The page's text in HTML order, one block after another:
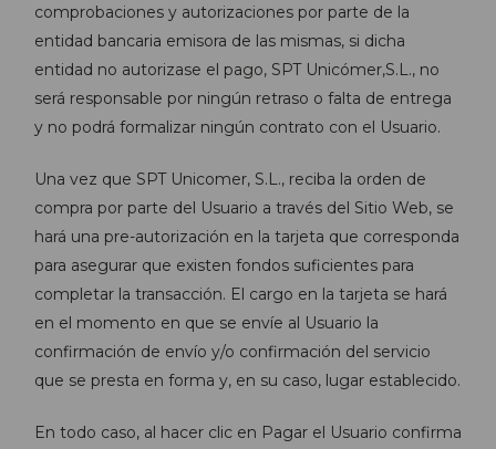
comprobaciones y autorizaciones por parte de la
entidad bancaria emisora de las mismas, si dicha
entidad no autorizase el pago, SPT Unicómer,S.L., no
será responsable por ningún retraso o falta de entrega
y no podrá formalizar ningún contrato con el Usuario.
Una vez que SPT Unicomer, S.L., reciba la orden de
compra por parte del Usuario a través del Sitio Web, se
hará una pre-autorización en la tarjeta que corresponda
para asegurar que existen fondos suficientes para
completar la transacción. El cargo en la tarjeta se hará
en el momento en que se envíe al Usuario la
confirmación de envío y/o confirmación del servicio
que se presta en forma y, en su caso, lugar establecido.
En todo caso, al hacer clic en Pagar el Usuario confirma